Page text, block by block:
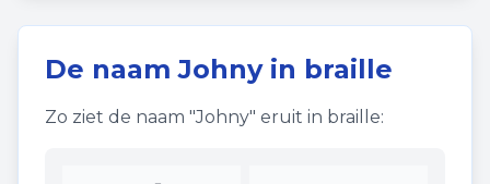
De naamJohnyin braille
Zo ziet de naam "Johny" eruit in braille: